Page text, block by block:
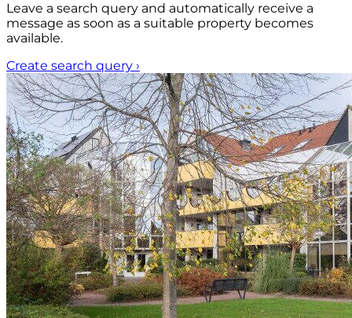
Leave a search query and automatically receive a
message as soon as a suitable property becomes
available.
Create search query ›